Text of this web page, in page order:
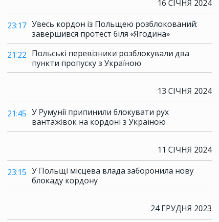
16 СІЧНЯ 2024
23:17 Увесь кордон із Польщею розблокований:
завершився протест біля «Ягодина»
21:22 Польські перевізники розблокували два
пункти пропуску з Україною
13 СІЧНЯ 2024
21:45 У Румунії припинили блокувати рух
вантажівок на кордоні з Україною
11 СІЧНЯ 2024
23:15 У Польщі місцева влада заборонила нову
блокаду кордону
24 ГРУДНЯ 2023